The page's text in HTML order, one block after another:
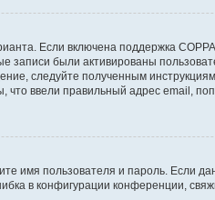
Если включена поддержка
были активированы
следуйте полученным
ввели правильный адрес email,
имя пользователя и пароль. Если
в конфигурации конференции,